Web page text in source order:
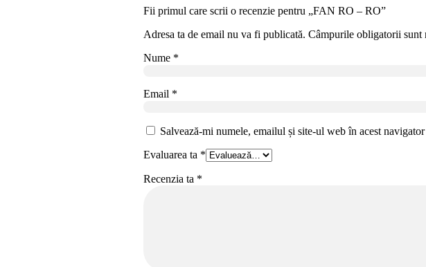
Fii primul care scrii o recenzie pentru „FAN RO – RO”
Adresa ta de email nu va fi publicată. Câmpurile obligatorii sunt
Nume *
Email *
Salvează-mi numele, emailul și site-ul web în acest
Evaluarea ta *
Recenzia ta *